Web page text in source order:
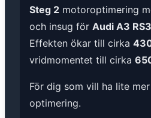
Steg 2 motoroptimering
och insug för Audi A3
Effekten ökar till cirka
vridmomentet till cirka
För dig som vill ha lite
optimering.